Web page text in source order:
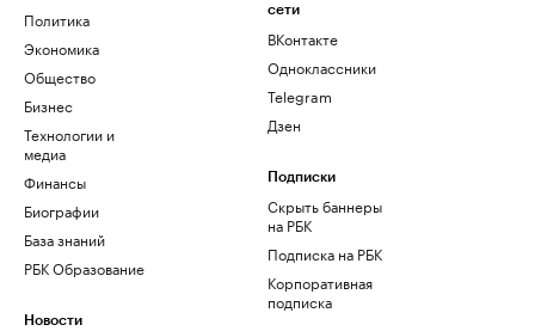
Политика
Экономика
Общество
Бизнес
Технологии и
медиа
Финансы
Биографии
База знаний
РБК Образование
Новости
сети
ВКонтакте
Одноклассники
Telegram
Дзен
Подписки
Скрыть баннеры
на РБК
Подписка на РБК
Корпоративная
подписка